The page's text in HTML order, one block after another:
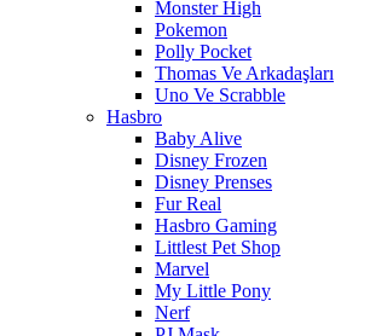
Monster High
Pokemon
Polly Pocket
Thomas Ve Arkadaşları
Uno Ve Scrabble
Hasbro
Baby Alive
Disney Frozen
Disney Prenses
Fur Real
Hasbro Gaming
Littlest Pet Shop
Marvel
My Little Pony
Nerf